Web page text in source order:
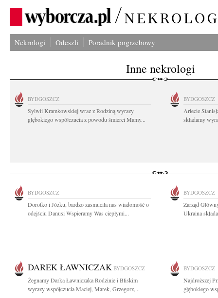
Nekrologi Odeszli Poradnik pogrzebowy
Inne nekrologi
BYDGOSZCZ
Sylwii Kramkowskiej wraz z Rodziną wyrazy
głębokiego współczucia z powodu śmierci Mamy...
BYDGOSZCZ
Arlecie
składamy
BYDGOSZCZ
Dorotko i Józku, bardzo zasmuciła nas wiadomość o
odejściu Danusi Wspieramy Was ciepłymi...
BYDGOSZCZ
Zarząd
Ukraina
DAREK ŁAWNICZAK BYDGOSZCZ
Żegnamy Darka Ławniczaka Rodzinie i Bliskim
wyrazy współczucia Maciej, Marek, Grzegorz,...
BYDGOSZCZ
Najdroższej
głębokiego